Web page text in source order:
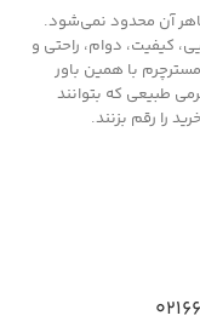
آن محدود نمی‌شود.
کیفیت، دوام، راحتی و
با همین باور
طبیعی که بتوانند
را رقم بزنند.